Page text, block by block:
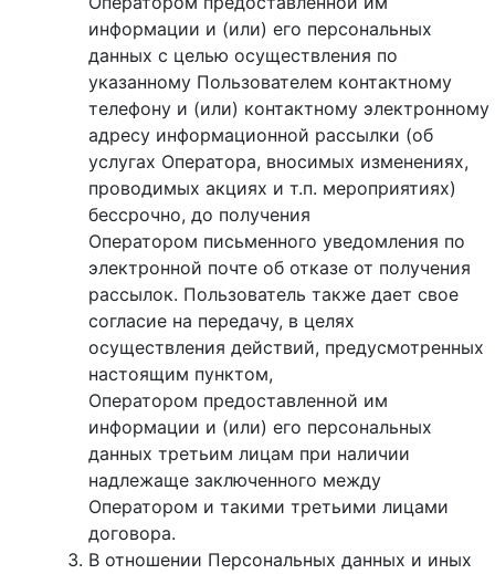
информации и (или) его персональных
данных с целью осуществления по
указанному Пользователем контактному
телефону и (или) контактному электронному
адресу информационной рассылки (об
услугах Оператора, вносимых изменениях,
проводимых акциях и т.п. мероприятиях)
бессрочно, до получения
Оператором письменного уведомления по
электронной почте об отказе от получения
рассылок. Пользователь также дает свое
согласие на передачу, в целях
осуществления действий, предусмотренных
настоящим пунктом,
Оператором предоставленной им
информации и (или) его персональных
данных третьим лицам при наличии
надлежаще заключенного между
Оператором и такими третьими лицами
договора.
В отношении Персональных данных и иных